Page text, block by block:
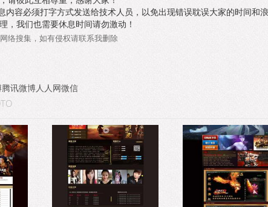
容必须打字方式发送给技术人员，以免出现错误耽误大家的时间和浪
，我们也需要休息时间请勿激动！
络搜集，如有侵权请联系我删除
腾讯微博人人网微信